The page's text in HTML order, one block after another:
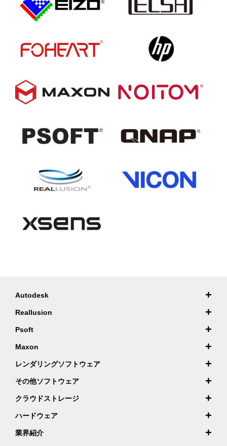
Autodesk +
Reallusion +
Psoft +
Maxon +
レンダリングソフトウェア +
その他ソフトウェア +
クラウドストレージ +
ハードウェア +
業界紹介 +